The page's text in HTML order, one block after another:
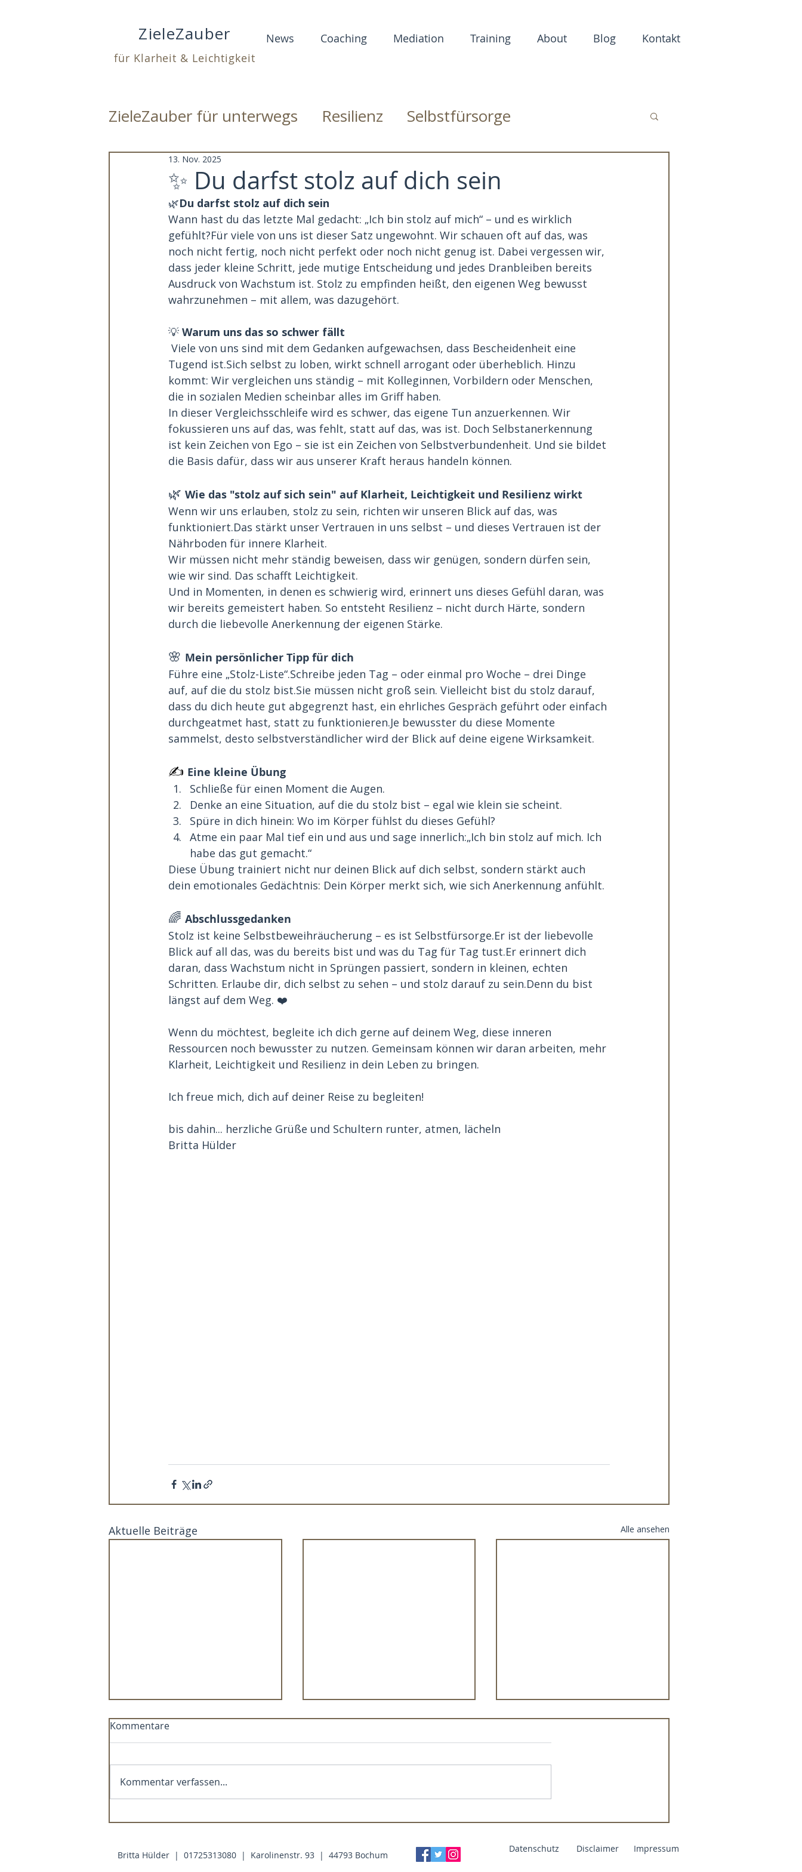
ZieleZauber
für Klarheit & Leichtigkeit
News Coaching Mediation Training About Blog Kontakt
ZieleZauber für unterwegs Resilienz Selbstfürsorge
✨ Du darfst stolz auf dich sein
13. Nov. 2025
🌿Du darfst stolz auf dich sein
Wann hast du das letzte Mal gedacht: „Ich bin stolz auf mich“ – und es wirklich
gefühlt?Für viele von uns ist dieser Satz ungewohnt. Wir schauen oft auf das, was
noch nicht fertig, noch nicht perfekt oder noch nicht genug ist. Dabei vergessen wir,
dass jeder kleine Schritt, jede mutige Entscheidung und jedes Dranbleiben bereits
Ausdruck von Wachstum ist. Stolz zu empfinden heißt, den eigenen Weg bewusst
wahrzunehmen – mit allem, was dazugehört.
💡 Warum uns das so schwer fällt
Viele von uns sind mit dem Gedanken aufgewachsen, dass Bescheidenheit eine
Tugend ist.Sich selbst zu loben, wirkt schnell arrogant oder überheblich. Hinzu
kommt: Wir vergleichen uns ständig – mit Kolleginnen, Vorbildern oder Menschen,
die in sozialen Medien scheinbar alles im Griff haben.
In dieser Vergleichsschleife wird es schwer, das eigene Tun anzuerkennen. Wir
fokussieren uns auf das, was fehlt, statt auf das, was ist. Doch Selbstanerkennung
ist kein Zeichen von Ego – sie ist ein Zeichen von Selbstverbundenheit. Und sie bildet
die Basis dafür, dass wir aus unserer Kraft heraus handeln können.
🌿 Wie das "stolz auf sich sein" auf Klarheit, Leichtigkeit und Resilienz wirkt
Wenn wir uns erlauben, stolz zu sein, richten wir unseren Blick auf das, was
funktioniert.Das stärkt unser Vertrauen in uns selbst – und dieses Vertrauen ist der
Nährboden für innere Klarheit.
Wir müssen nicht mehr ständig beweisen, dass wir genügen, sondern dürfen sein,
wie wir sind. Das schafft Leichtigkeit.
Und in Momenten, in denen es schwierig wird, erinnert uns dieses Gefühl daran, was
wir bereits gemeistert haben. So entsteht Resilienz – nicht durch Härte, sondern
durch die liebevolle Anerkennung der eigenen Stärke.
🌸 Mein persönlicher Tipp für dich
Führe eine „Stolz-Liste“.Schreibe jeden Tag – oder einmal pro Woche – drei Dinge
auf, auf die du stolz bist.Sie müssen nicht groß sein. Vielleicht bist du stolz darauf,
dass du dich heute gut abgegrenzt hast, ein ehrliches Gespräch geführt oder einfach
durchgeatmet hast, statt zu funktionieren.Je bewusster du diese Momente
sammelst, desto selbstverständlicher wird der Blick auf deine eigene Wirksamkeit.
✍️ Eine kleine Übung
Schließe für einen Moment die Augen.
Denke an eine Situation, auf die du stolz bist – egal wie klein sie scheint.
Spüre in dich hinein: Wo im Körper fühlst du dieses Gefühl?
Atme ein paar Mal tief ein und aus und sage innerlich:„Ich bin stolz auf mich. Ich
habe das gut gemacht.“
Diese Übung trainiert nicht nur deinen Blick auf dich selbst, sondern stärkt auch
dein emotionales Gedächtnis: Dein Körper merkt sich, wie sich Anerkennung anfühlt.
🌈 Abschlussgedanken
Stolz ist keine Selbstbeweihräucherung – es ist Selbstfürsorge.Er ist der liebevolle
Blick auf all das, was du bereits bist und was du Tag für Tag tust.Er erinnert dich
daran, dass Wachstum nicht in Sprüngen passiert, sondern in kleinen, echten
Schritten. Erlaube dir, dich selbst zu sehen – und stolz darauf zu sein.Denn du bist
längst auf dem Weg. ❤️
Wenn du möchtest, begleite ich dich gerne auf deinem Weg, diese inneren
Ressourcen noch bewusster zu nutzen. Gemeinsam können wir daran arbeiten, mehr
Klarheit, Leichtigkeit und Resilienz in dein Leben zu bringen.
Ich freue mich, dich auf deiner Reise zu begleiten!
bis dahin... herzliche Grüße und Schultern runter, atmen, lächeln
Britta Hülder
Aktuelle Beiträge Alle ansehen
Kommentare
Kommentar verfassen...
Britta Hülder | 01725313080 | Karolinenstr. 93 | 44793 Bochum
Datenschutz Disclaimer Impressum